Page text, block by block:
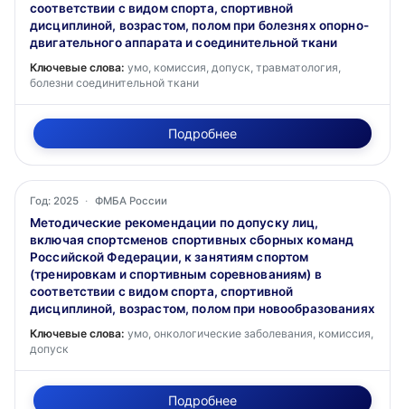
соответствии с видом спорта, спортивной
дисциплиной, возрастом, полом при болезнях опорно-
двигательного аппарата и соединительной ткани
Ключевые слова: умо, комиссия, допуск, травматология,
болезни соединительной ткани
Подробнее
Год: 2025 · ФМБА России
Методические рекомендации по допуску лиц,
включая спортсменов спортивных сборных команд
Российской Федерации, к занятиям спортом
(тренировкам и спортивным соревнованиям) в
соответствии с видом спорта, спортивной
дисциплиной, возрастом, полом при новообразованиях
Ключевые слова: умо, онкологические заболевания, комиссия,
допуск
Подробнее